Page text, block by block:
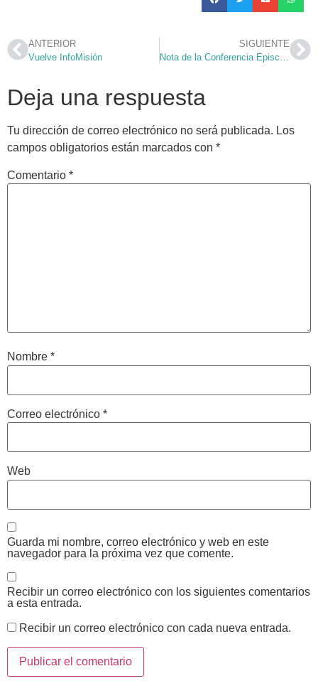
ANTERIOR
Vuelve InfoMisión
SIGUIENTE
Deja una respuesta
Tu dirección de correo electrónico no será publicada. Los
campos obligatorios están marcados con *
Comentario *
Nombre *
Correo electrónico *
Web
Guarda mi nombre, correo electrónico y web en este
navegador para la próxima vez que comente.
Recibir un correo electrónico con los siguientes comentarios
a esta entrada.
Recibir un correo electrónico con cada nueva entrada.